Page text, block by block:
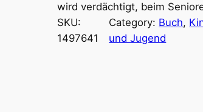
wird verdächtigt, beim
SKU:
1497641
Category: Buch,
und Jugend